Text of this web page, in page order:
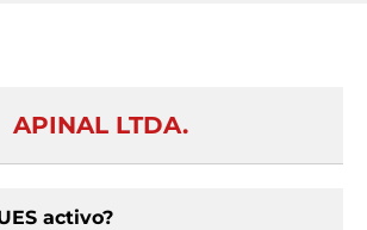
APINAL LTDA.
activo?